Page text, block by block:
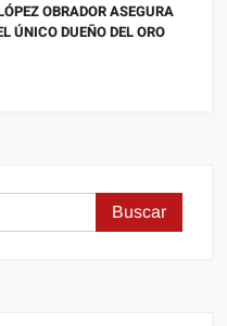
OBRADOR ASEGURA
ÚNICO DUEÑO DEL ORO
Buscar: